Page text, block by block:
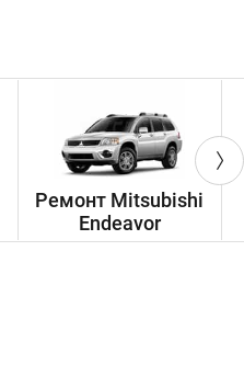
Ремонт Mitsubishi
Endeavor